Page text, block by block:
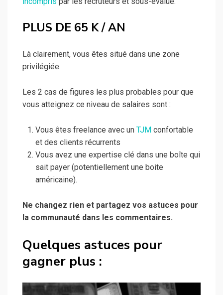
PLUS DE 65 K / AN
Là clairement, vous êtes situé dans une zone
privilégiée.
Les 2 cas de figures les plus probables pour que
vous atteignez ce niveau de salaires sont :
Vous êtes freelance avec un TJM confortable
et des clients récurrents
Vous avez une expertise clé dans une boîte qui
sait payer (potentiellement une boite
américaine).
Ne changez rien et partagez vos astuces pour
la communauté dans les commentaires.
Quelques astuces pour
gagner plus :